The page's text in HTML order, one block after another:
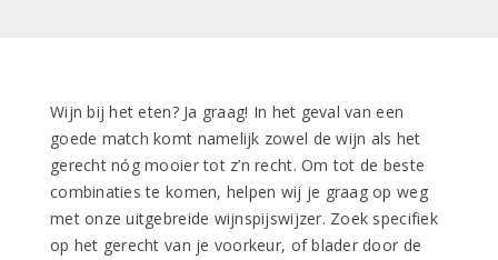
Wijn bij het eten? Ja graag! In het geval van een
goede match komt namelijk zowel de wijn als het
gerecht nóg mooier tot z’n recht. Om tot de beste
combinaties te komen, helpen wij je graag op weg
met onze uitgebreide wijnspijswijzer. Zoek specifiek
op het gerecht van je voorkeur, of blader door de